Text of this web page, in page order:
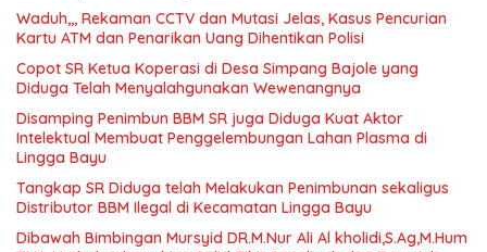
Waduh,,, Rekaman CCTV dan Mutasi Jelas, Kasus Pencurian
Kartu ATM dan Penarikan Uang Dihentikan Polisi
Copot SR Ketua Koperasi di Desa Simpang Bajole yang
Diduga Telah Menyalahgunakan Wewenangnya
Disamping Penimbun BBM SR juga Diduga Kuat Aktor
Intelektual Membuat Penggelembungan Lahan Plasma di
Lingga Bayu
Tangkap SR Diduga telah Melakukan Penimbunan sekaligus
Distributor BBM Ilegal di Kecamatan Lingga Bayu
Dibawah Bimbingan Mursyid DR.M.Nur Ali Al kholidi,S.Ag,M.Hum